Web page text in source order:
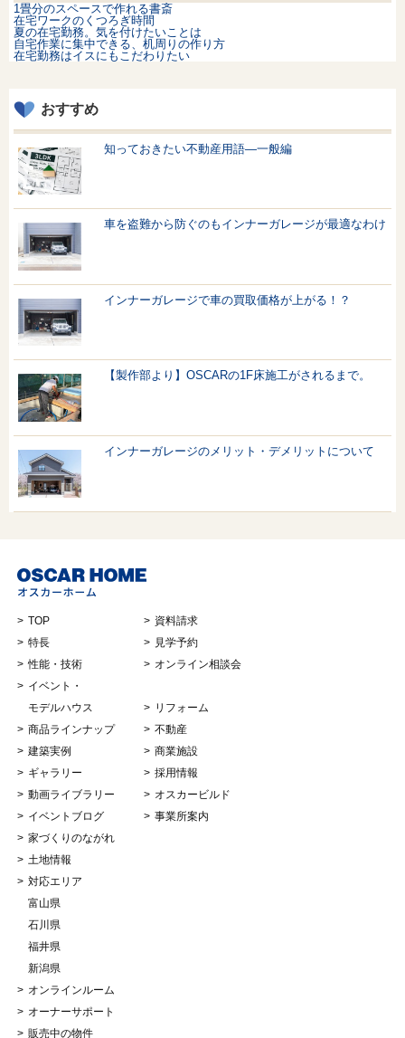
1畳分のスペースで作れる書斎
在宅ワークのくつろぎ時間
夏の在宅勤務。気を付けたいことは
自宅作業に集中できる、机周りの作り方
在宅勤務はイスにもこだわりたい
おすすめ
知っておきたい不動産用語—一般編
車を盗難から防ぐのもインナーガレージが最適なわけ
インナーガレージで車の買取価格が上がる！？
【製作部より】OSCARの1F床施工がされるまで。
インナーガレージのメリット・デメリットについて
TOP
特長
性能・技術
イベント・
モデルハウス
商品ラインナップ
建築実例
ギャラリー
動画ライブラリー
イベントブログ
家づくりのながれ
土地情報
対応エリア
富山県
石川県
福井県
新潟県
オンラインルーム
オーナーサポート
販売中の物件
資料請求
見学予約
オンライン相談会
リフォーム
不動産
商業施設
採用情報
オスカービルド
事業所案内